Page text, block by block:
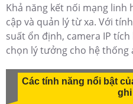
Khả năng kết nối mạng
cập và quản lý từ xa. Với
suất ổn định, camera IP
chọn lý tưởng cho hệ thống
Các tính năng nổi bật
ghi